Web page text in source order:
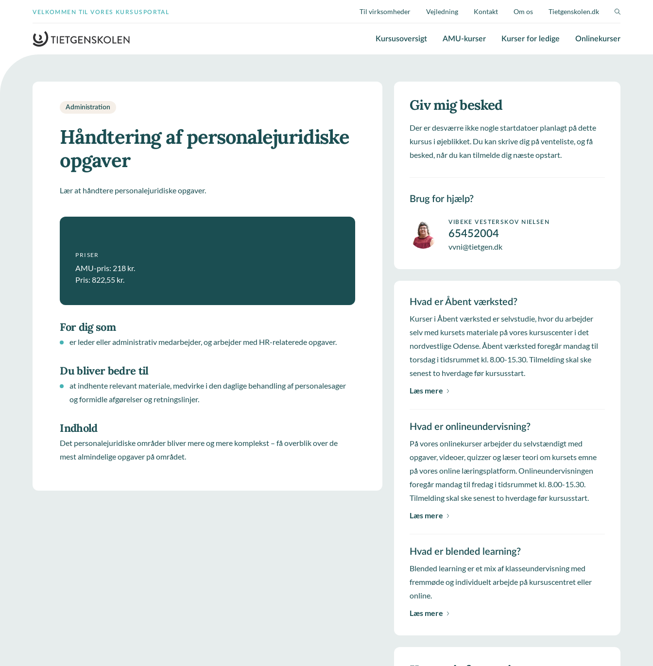
VELKOMMEN TIL VORES KURSUSPORTAL Til virksomheder Vejledning Kontakt Om os Tietgenskolen.dk
Kursusoversigt AMU-kurser Kurser for ledige Onlinekurser
Administration
Håndtering af personalejuridiske
opgaver
Lær at håndtere personalejuridiske opgaver.
PRISER
AMU-pris: 218 kr.
Pris: 822,55 kr.
For dig som
er leder eller administrativ medarbejder, og arbejder med HR-relaterede opgaver.
Du bliver bedre til
at indhente relevant materiale, medvirke i den daglige behandling af personalesager
og formidle afgørelser og retningslinjer.
Indhold
Det personalejuridiske områder bliver mere og mere komplekst – få overblik over de
mest almindelige opgaver på området.
Giv mig besked
Der er desværre ikke nogle startdatoer planlagt på dette
kursus i øjeblikket. Du kan skrive dig på venteliste, og få
besked, når du kan tilmelde dig næste opstart.
Brug for hjælp?
VIBEKE VESTERSKOV NIELSEN
65452004
vvni@tietgen.dk
Hvad er Åbent værksted?
Kurser i Åbent værksted er selvstudie, hvor du arbejder
selv med kursets materiale på vores kursuscenter i det
nordvestlige Odense. Åbent værksted foregår mandag til
torsdag i tidsrummet kl. 8.00-15.30. Tilmelding skal ske
senest to hverdage før kursusstart.
Læs mere
Hvad er onlineundervisning?
På vores onlinekurser arbejder du selvstændigt med
opgaver, videoer, quizzer og læser teori om kursets emne
på vores online læringsplatform. Onlineundervisningen
foregår mandag til fredag i tidsrummet kl. 8.00-15.30.
Tilmelding skal ske senest to hverdage før kursusstart.
Læs mere
Hvad er blended learning?
Blended learning er et mix af klasseundervisning med
fremmøde og individuelt arbejde på kursuscentret eller
online.
Læs mere